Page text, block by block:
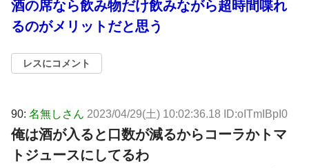
酒の席なら飲み物だけ飲みながら超時間喋れ
るのがメリットだと思う
レスにコメント
90: 名無しさん 2023/04/29(土) 10:02:36.18 ID:oITmIBpI0
俺は酒が入ると口数が減るからコーラかトマ
トジュースにしてるわ